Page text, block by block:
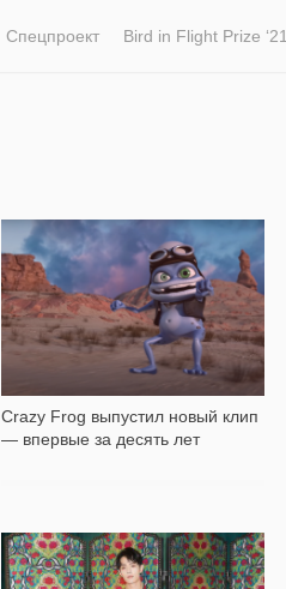
Спецпроект Bird in Flight Prize ‘21
Crazy Frog выпустил новый клип
— впервые за десять лет
4 115
1 100